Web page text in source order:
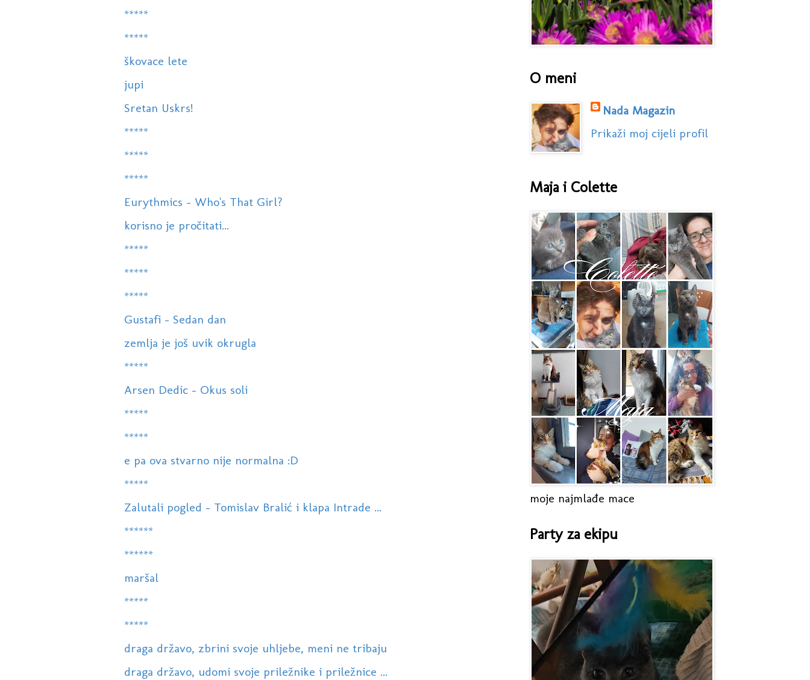
*****
*****
škovace lete
jupi
Sretan Uskrs!
*****
*****
*****
Eurythmics - Who's That Girl?
korisno je pročitati...
*****
*****
*****
Gustafi - Sedan dan
zemlja je još uvik okrugla
*****
Arsen Dedic - Okus soli
*****
*****
e pa ova stvarno nije normalna :D
*****
Zalutali pogled - Tomislav Bralić i klapa Intrade ...
******
******
maršal
*****
*****
draga državo, zbrini svoje uhljebe, meni ne tribaju
draga državo, udomi svoje priležnike i priležnice ...
O meni
Nada Magazin
Prikaži moj cijeli profil
Maja i Colette
moje najmlađe mace
Party za ekipu